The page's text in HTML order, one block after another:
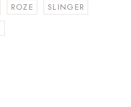
ROZE
SLINGER